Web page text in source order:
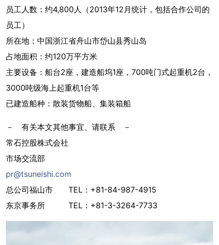
员工人数：约4,800人（2013年12月统计，包括合作公司的
员工）
所在地：中国浙江省舟山市岱山县秀山岛
占地面积：约120万平方米
主要设备：船台2座，建造船坞1座，700吨门式起重机2台，
3000吨级海上起重机1台等
已建造船种：散装货物船、集装箱船
－ 有关本文其他事宜、请联系 －
常石控股株式会社
市场交流部
pr@tsuneishi.com
总公司福山市 TEL：+81-84-987-4915
东京事务所 TEL：+81-3-3264-7733